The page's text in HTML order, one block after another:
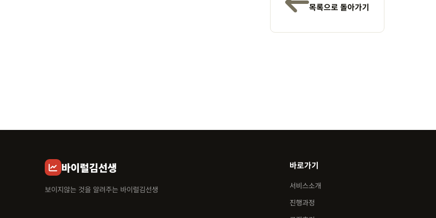
목록으로 돌아가기
바이럴김선생
보이지않는 것을 알려주는 바이럴김선생
바로가기
서비스소개
진행과정